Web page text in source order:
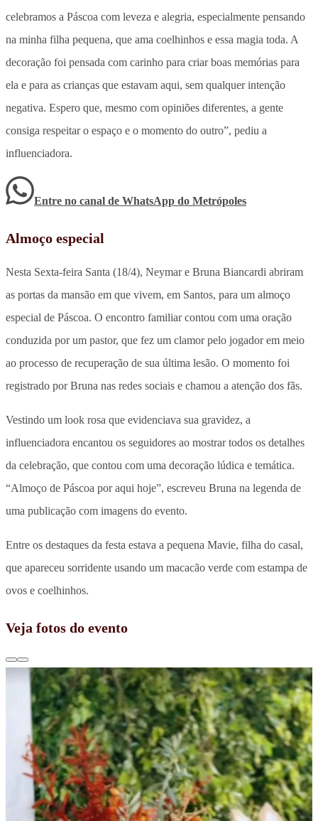
celebramos a Páscoa com leveza e alegria, especialmente pensando
na minha filha pequena, que ama coelhinhos e essa magia toda. A
decoração foi pensada com carinho para criar boas memórias para
ela e para as crianças que estavam aqui, sem qualquer intenção
negativa. Espero que, mesmo com opiniões diferentes, a gente
consiga respeitar o espaço e o momento do outro”, pediu a
influenciadora.
Entre no canal de WhatsApp do Metrópoles
Almoço especial
Nesta Sexta-feira Santa (18/4), Neymar e Bruna Biancardi abriram
as portas da mansão em que vivem, em Santos, para um almoço
especial de Páscoa. O encontro familiar contou com uma oração
conduzida por um pastor, que fez um clamor pelo jogador em meio
ao processo de recuperação de sua última lesão. O momento foi
registrado por Bruna nas redes sociais e chamou a atenção dos fãs.
Vestindo um look rosa que evidenciava sua gravidez, a
influenciadora encantou os seguidores ao mostrar todos os detalhes
da celebração, que contou com uma decoração lúdica e temática.
“Almoço de Páscoa por aqui hoje”, escreveu Bruna na legenda de
uma publicação com imagens do evento.
Entre os destaques da festa estava a pequena Mavie, filha do casal,
que apareceu sorridente usando um macacão verde com estampa de
ovos e coelhinhos.
Veja fotos do evento